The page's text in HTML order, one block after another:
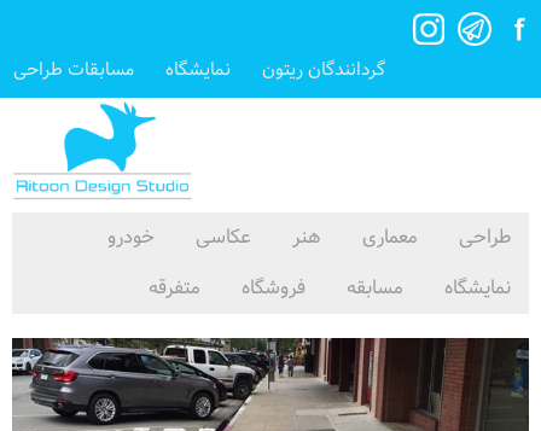
گردانندگان ریتون نمایشگاه مسابقات طراحی
طراحی معماری هنر عکاسی
خودرو
نمایشگاه
مسابقه فروشگاه متفرقه